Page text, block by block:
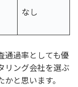
なし
通過率としても優
リング会社を選ぶ
と思います。